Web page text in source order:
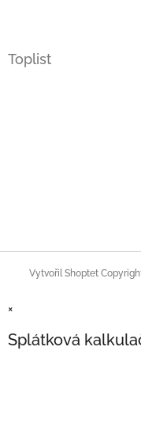
Toplist
Vytvořil Shoptet
×
Splátková